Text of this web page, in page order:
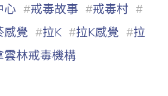
心 #戒毒故事 #戒毒村 #
感覺 #拉K #拉K感覺 #拉
雲林戒毒機構